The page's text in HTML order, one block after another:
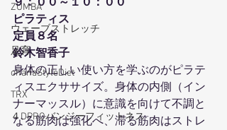
ZUMBA
ウェーブストレッチ
足育
ohanaStyleDiet
TRX
４DPROバンジーフィットネス
９：００～１０：００
ピラティス
定員８名
鈴木智香子
身体の正しい使い方を学ぶのがピラテ
ィスエクササイズ。身体の内側（イン
ナーマッスル）に意識を向けて不調と
なる筋肉は強化へ、滞る筋肉はストレ